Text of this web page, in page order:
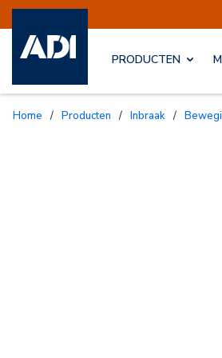
PRODUCTEN
Home / Producten / Inbraak /